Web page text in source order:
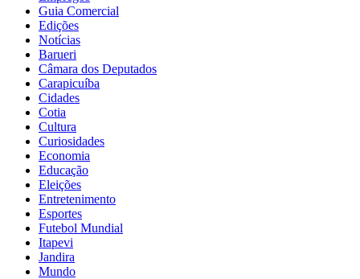
Guia Comercial
Edições
Notícias
Barueri
Câmara dos Deputados
Carapicuíba
Cidades
Cotia
Cultura
Curiosidades
Economia
Educação
Eleições
Entretenimento
Esportes
Futebol Mundial
Itapevi
Jandira
Mundo